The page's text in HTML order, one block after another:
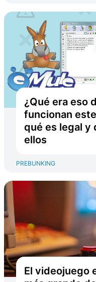
¿Qué era eso
funcionan
qué es legal y
ellos
PREBUNKING
El videojuego